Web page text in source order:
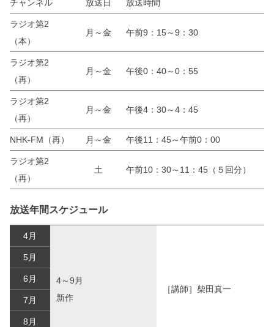
チャンネル 放送日 放送時間
ラジオ第2
（本）
月～金 午前9：15～9：30
ラジオ第2
（再）
月～金 午後0：40～0：55
ラジオ第2
（再）
月～金 午後4：30～4：45
NHK-FM（再） 月～金 午後11：45～午前0：00
ラジオ第2
（再）
土 午前10：30～11：45（５回分）
放送年間スケジュール
4月
4～9月
新作
［講師］柴田真一
5月
6月
7月
8月